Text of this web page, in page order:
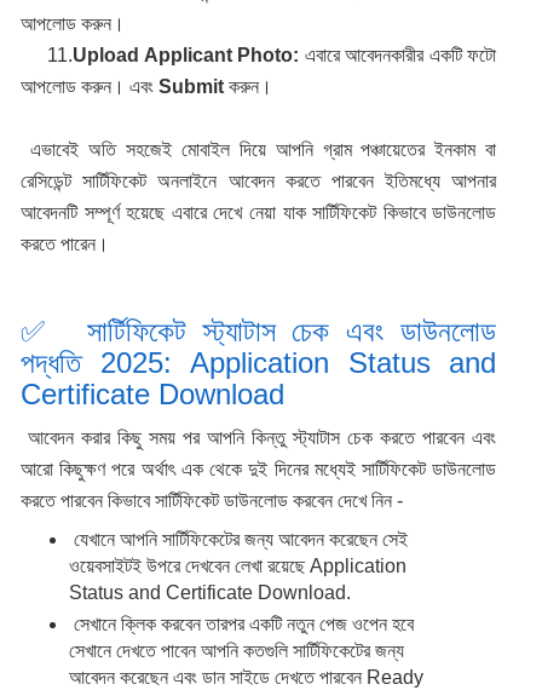
আপলোড করুন।
11.Upload Applicant Photo: এবারে আবেদনকারীর একটি ফটো
আপলোড করুন। এবং Submit করুন।
এভাবেই অতি সহজেই মোবাইল দিয়ে আপনি গ্রাম পঞ্চায়েতের ইনকাম বা
রেসিডেন্ট সার্টিফিকেট অনলাইনে আবেদন করতে পারবেন ইতিমধ্যে আপনার
আবেদনটি সম্পূর্ণ হয়েছে এবারে দেখে নেয়া যাক সার্টিফিকেট কিভাবে ডাউনলোড
করতে পারেন।
✅ সার্টিফিকেট স্ট্যাটাস চেক এবং ডাউনলোড
পদ্ধতি 2025: Application Status and
Certificate Download
আবেদন করার কিছু সময় পর আপনি কিন্তু স্ট্যাটাস চেক করতে পারবেন এবং
আরো কিছুক্ষণ পরে অর্থাৎ এক থেকে দুই দিনের মধ্যেই সার্টিফিকেট ডাউনলোড
করতে পারবেন কিভাবে সার্টিফিকেট ডাউনলোড করবেন দেখে নিন -
যেখানে আপনি সার্টিফিকেটের জন্য আবেদন করেছেন সেই
ওয়েবসাইটই উপরে দেখবেন লেখা রয়েছে Application
Status and Certificate Download.
সেখানে ক্লিক করবেন তারপর একটি নতুন পেজ ওপেন হবে
সেখানে দেখতে পাবেন আপনি কতগুলি সার্টিফিকেটের জন্য
আবেদন করেছেন এবং ডান সাইডে দেখতে পারবেন Ready